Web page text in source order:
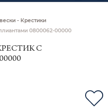
- Крестики
0800062-00000
С